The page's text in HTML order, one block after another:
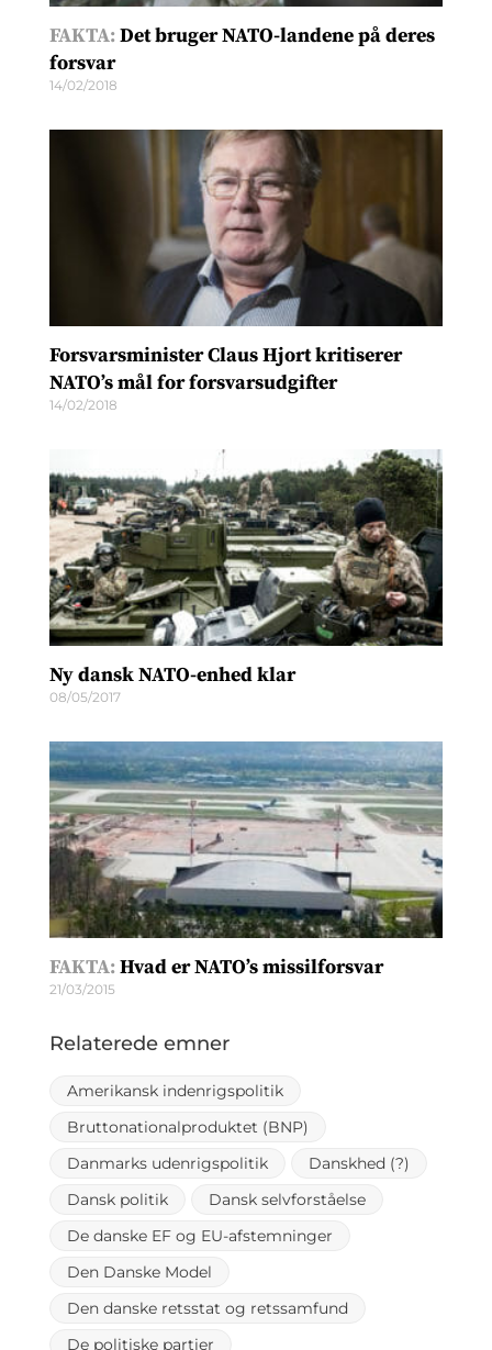
FAKTA:Det bruger NATO-landene på deres
forsvar
14/02/2018
Forsvarsminister Claus Hjort kritiserer
NATO’s mål for forsvarsudgifter
14/02/2018
Ny dansk NATO-enhed klar
08/05/2017
FAKTA:Hvad er NATO’s missilforsvar
21/03/2015
Relaterede emner
Amerikansk indenrigspolitik
Bruttonationalproduktet (BNP)
Danmarks udenrigspolitik
Danskhed (?)
Dansk politik
Dansk selvforståelse
De danske EF og EU-afstemninger
Den Danske Model
Den danske retsstat og retssamfund
De politiske partier